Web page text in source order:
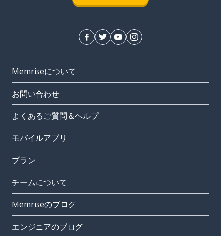
Memriseについて
お問い合わせ
よくあるご質問＆ヘルプ
モバイルアプリ
プラン
チームについて
Memriseのブログ
エンジニアのブログ